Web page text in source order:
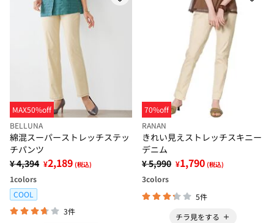
MAX50%off
BELLUNA
綿混スーパーストレッチステッ
チパンツ
¥ 4,394 ¥2,189 (税込)
1colors
COOL
3件
70%off
RANAN
きれい見えストレッチスキニー
デニム
¥ 5,990 ¥1,790 (税込)
3colors
5件
チラ見をする